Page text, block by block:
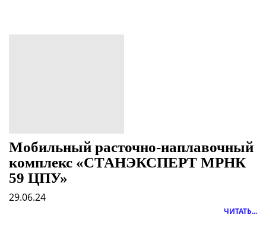
Мобильный расточно-наплавочный
комплекс «СТАНЭКСПЕРТ МРНК
59 ЦПУ»
29.06.24
ЧИТАТЬ...